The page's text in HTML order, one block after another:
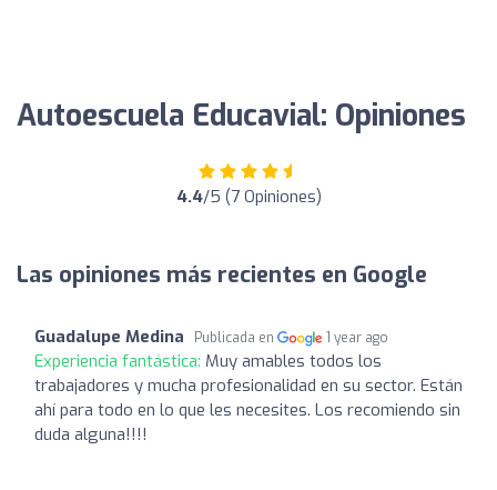
Autoescuela Educavial: Opiniones
4.4/5 (7 Opiniones)
Las opiniones más recientes en Google
Guadalupe Medina Publicada en 1 year ago
Experiencia fantástica: Muy amables todos los
trabajadores y mucha profesionalidad en su sector. Están
ahí para todo en lo que les necesites. Los recomiendo sin
duda alguna!!!!